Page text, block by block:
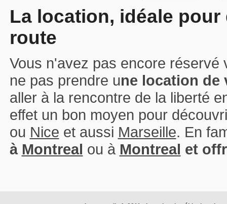
La location, idéale
route
Vous n'avez pas encore réservé
ne pas prendre une location de
aller à la rencontre de la liberté
effet un bon moyen pour
ou Nice et aussi Marseille. En
à Montreal ou à Montreal et